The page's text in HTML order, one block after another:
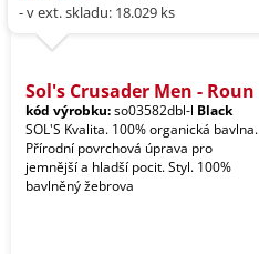
- v ext. skladu: 18.029 ks
Sol's Crusader Men - Roun
kód výrobku:so03582dbl-l Black
SOL'S Kvalita. 100% organická bavlna.
Přírodní povrchová úprava pro
jemnější a hladší pocit. Styl. 100%
bavlněný žebrova